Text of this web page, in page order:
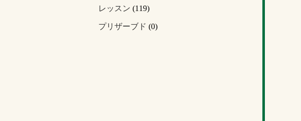
レッスン (119)
プリザーブド (0)